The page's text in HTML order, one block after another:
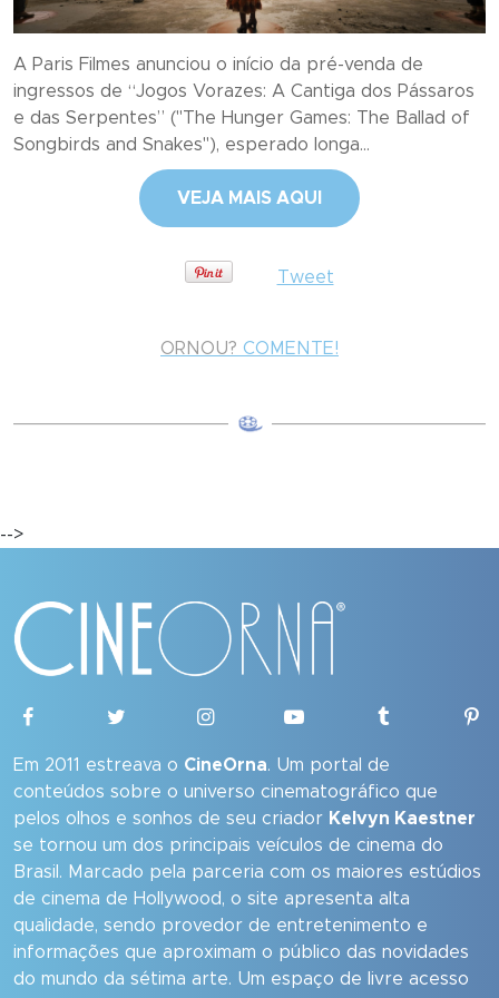
A Paris Filmes anunciou o início da pré-venda de
ingressos de “Jogos Vorazes: A Cantiga dos Pássaros
e das Serpentes” ("The Hunger Games: The Ballad of
Songbirds and Snakes"), esperado longa...
VEJA MAIS AQUI
Tweet
ORNOU? COMENTE!
-->
Em 2011 estreava o CineOrna. Um portal de
conteúdos sobre o universo cinematográfico que
pelos olhos e sonhos de seu criador Kelvyn Kaestner
se tornou um dos principais veículos de cinema do
Brasil. Marcado pela parceria com os maiores estúdios
de cinema de Hollywood, o site apresenta alta
qualidade, sendo provedor de entretenimento e
informações que aproximam o público das novidades
do mundo da sétima arte. Um espaço de livre acesso